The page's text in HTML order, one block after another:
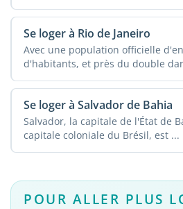
Se loger à Rio de Janeiro
Avec une population officielle
d'habitants, et près du double
Se loger à Salvador de Bahia
Salvador, la capitale de l'État de
capitale coloniale du Brésil, est ...
POUR ALLER PLUS